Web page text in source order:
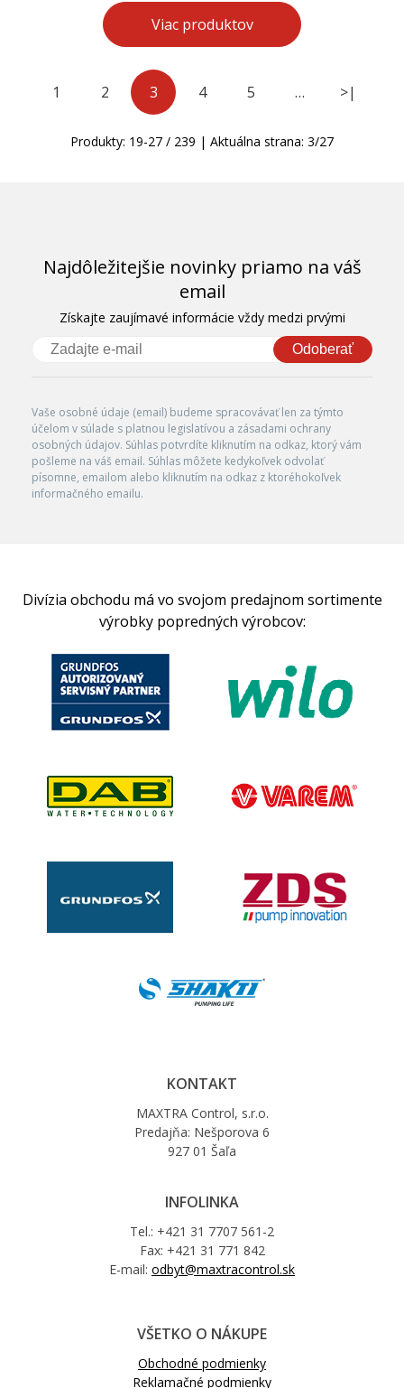
Viac produktov
1 2 3 4 5 … >|
Produkty: 19-27 / 239 | Aktuálna strana: 3/27
Najdôležitejšie novinky priamo na váš
email
Získajte zaujímavé informácie vždy medzi prvými
Odoberať
Vaše osobné údaje (email) budeme spracovávať len za týmto
účelom v súlade s platnou legislatívou a zásadami ochrany
osobných údajov. Súhlas potvrdíte kliknutím na odkaz, ktorý vám
pošleme na váš email. Súhlas môžete kedykoľvek odvolať
písomne, emailom alebo kliknutím na odkaz z ktoréhokoľvek
informačného emailu.
Divízia obchodu má vo svojom predajnom sortimente
výrobky popredných výrobcov:
KONTAKT
MAXTRA Control, s.r.o.
Predajňa: Nešporova 6
927 01 Šaľa
INFOLINKA
Tel.: +421 31 7707 561-2
Fax: +421 31 771 842
E-mail: odbyt@maxtracontrol.sk
VŠETKO O NÁKUPE
Obchodné podmienky
Reklamačné podmienky